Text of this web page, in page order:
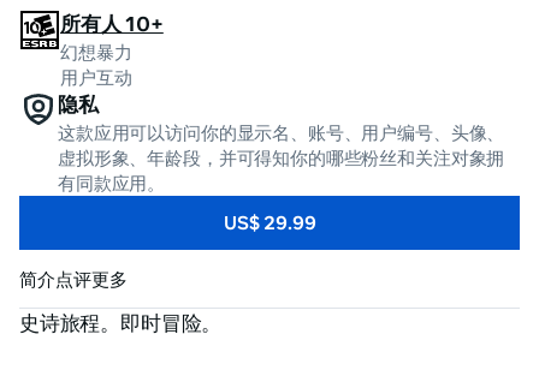
所有人 10+
幻想暴力
用户互动
隐私
这款应用可以访问你的显示名、账号、用户编号、头像、
虚拟形象、年龄段，并可得知你的哪些粉丝和关注对象拥
有同款应用。
US$ 29.99
简介点评更多
史诗旅程。即时冒险。